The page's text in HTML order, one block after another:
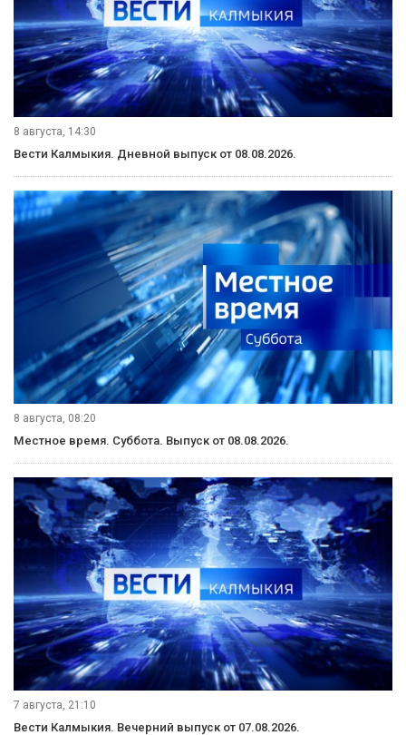
9 августа, 08:00
Вести Юг. Выпуск от 09.08.2026.
8 августа, 20:50
Вести Калмыкия. Вечерний выпуск от 08.08.2026.